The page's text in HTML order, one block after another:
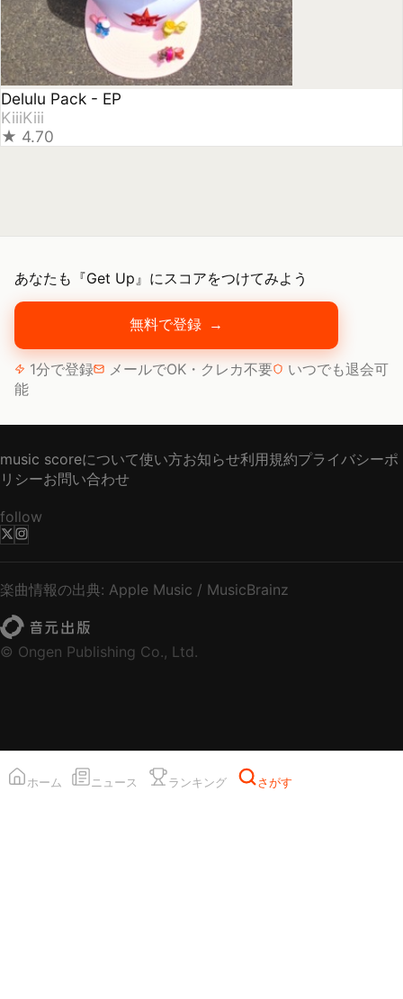
あなたも『Get Up』にスコアをつけてみよう
無料で登録 →
1分で登録 メールでOK・クレカ不要
いつでも退会可
能
music scoreについて使い方お知らせ利用規約プライバシーポ
リシーお問い合わせ
follow
楽曲情報の出典: Apple Music / MusicBrainz
© Ongen Publishing Co., Ltd.
ホーム ニュース ランキング さがす